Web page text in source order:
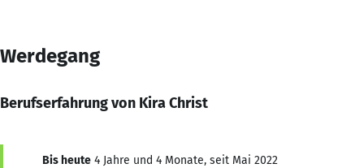
Werdegang
Berufserfahrung von Kira Christ
Bis heute 4 Jahre und 4 Monate, seit Mai 2022